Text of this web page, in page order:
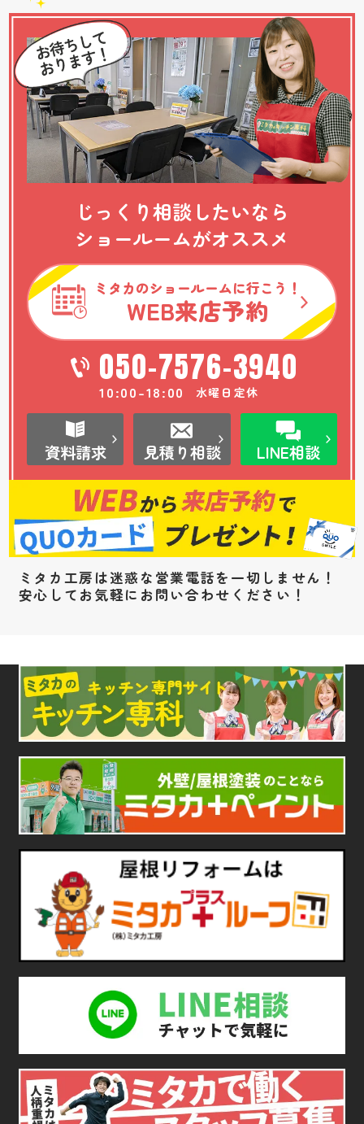
じっくり相談したいなら
ショールームがオススメ
ミタカのショールームに行こう！
WEB来店予約
050-7576-3940
10:00-18:00 水曜日定休
資料請求 見積り相談 LINE相談
ミタカ工房は迷惑な営業電話を一切しません！
安心してお気軽にお問い合わせください！